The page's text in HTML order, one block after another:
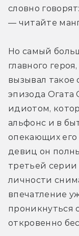
словно
— читайте
Но самый
главного
вызывал такое
эпизода
идиотом,
альфонс и в
опекающих
девиц он
третьей серии
личности
впечатление
проникнуться
откровенно